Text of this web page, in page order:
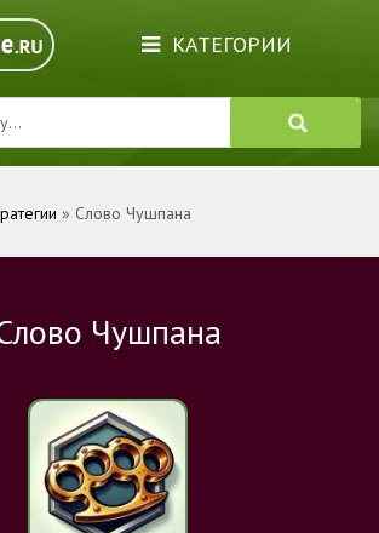
КАТЕГОРИИ
» Слово Чушпана
Чушпана